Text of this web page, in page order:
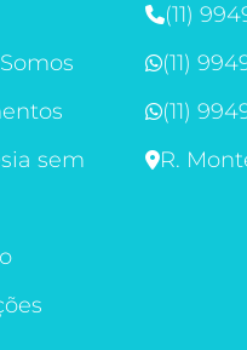
sem
(11)
(11)
(11)
R.